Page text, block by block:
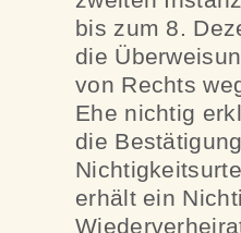
bis zum 8.
die
von Rechts
Ehe nichtig
die
erhält ein